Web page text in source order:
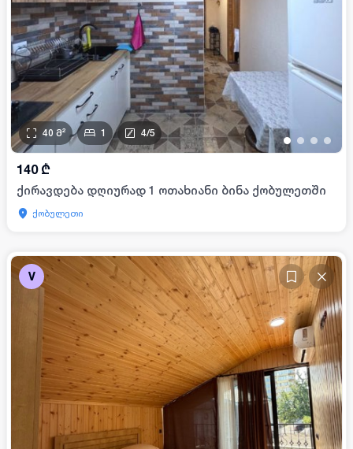
• • • •
40 მ² 1 4/5
140 ₾
ქირავდება დღიურად 1 ოთახიანი ბინა ქობულეთში
ქობულეთი
V